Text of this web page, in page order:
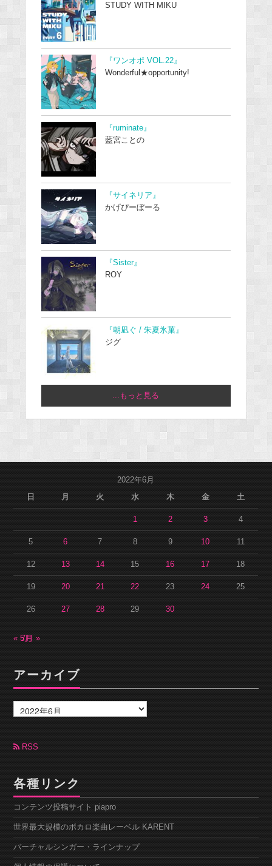
STUDY WITH MIKU
『ワンオポ VOL.22』
Wonderful★opportunity!
『ruminate』
藍宮ことの
『サイネリア』
かげぴーぼーる
『Sister』
ROY
『朝凪ぐ / 朱夏氷菓』
ジグ
...もっと見る
2022年6月
日
月 火 水 木 金 土
1 2 3 4
5 6 7 8 9 10 11
12 13 14 15 16 17 18
19 20 21 22 23 24 25
26 27 28 29 30
« 5月7月 »
アーカイブ
ー
カ
ブ RSS
各種リンク
コンテンツ投稿サイト piapro
世界最大規模のボカロ楽曲レーベル KARENT
バーチャルシンガー・ラインナップ